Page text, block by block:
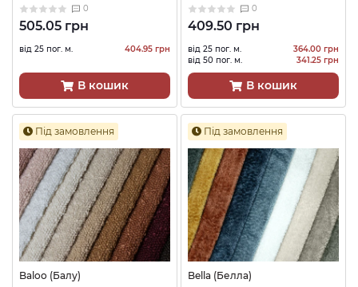
0
505.05 грн
від 25 пог. м. 404.95 грн
В кошик
0
409.50 грн
від 25 пог. м.
364.00 грн
від 50 пог. м.
341.25 грн
В кошик
Під замовлення
Baloo (Балу)
Під замовлення
Bella (Белла)